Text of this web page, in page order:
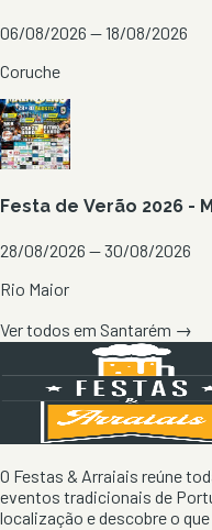
06/08/2026 — 18/08/2026
Coruche
Festa de Verão 2026 -
28/08/2026 — 30/08/2026
Rio Maior
Ver todos em Santarém →
O Festas & Arraiais reúne
eventos tradicionais de
localização e descobre o